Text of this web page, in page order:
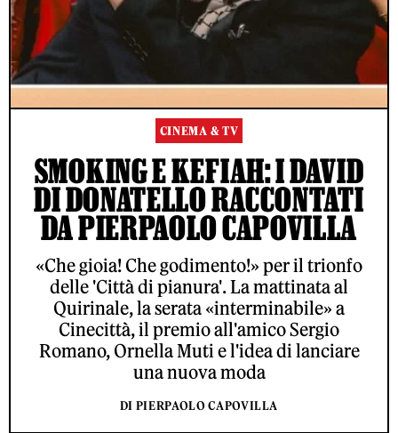
CINEMA & TV
SMOKING E KEFIAH: I DAVID
DI DONATELLO RACCONTATI
DA PIERPAOLO CAPOVILLA
«Che gioia! Che godimento!» per il trionfo
delle 'Città di pianura'. La mattinata al
Quirinale, la serata «interminabile» a
Cinecittà, il premio all'amico Sergio
Romano, Ornella Muti e l'idea di lanciare
una nuova moda
DI PIERPAOLO CAPOVILLA